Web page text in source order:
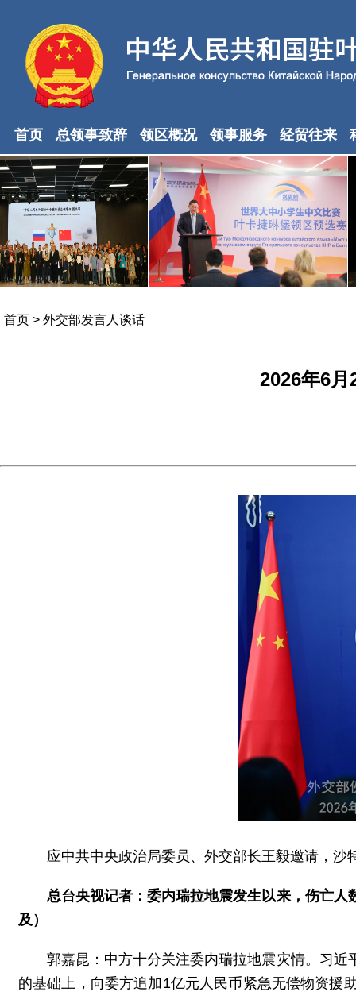
首页 总领事致辞 领区概况 领事服务 经贸往来
首页 > 外交部发言人谈话
2026年6
应中共中央政治局委员、外交部长王毅邀请，
总台央视记者：委内瑞拉地震发生以来，伤亡
及）
郭嘉昆：中方十分关注委内瑞拉地震灾情。习
的基础上，向委方追加1亿元人民币紧急无偿物资援